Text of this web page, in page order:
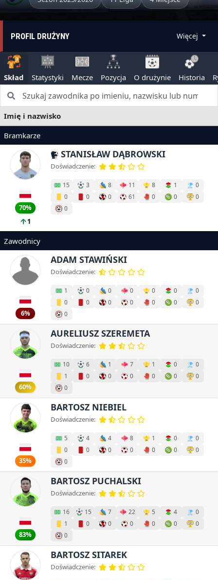
PROFIL DRUŻYNY Więcej
Skład Statystyki Mecze Pozycja O drużynie Historia
Imię i nazwisko
Bramkarze
70%
1
STANISŁAW DĄBROWSKI
Doświadczenie:
15 3 8 11 8 1
0
0
0 0 61 0 0
0
0
Zawodnicy
6%
ADAM STAWIŃSKI
Doświadczenie:
1 0 0 0 0 0
0
0
0 0 0 0 0
0
0
60%
AURELIUSZ SZEREMETA
Doświadczenie:
10 6 1 7 1 0
0
1
0 0 0 0 0
0
0
35%
BARTOSZ NIEBIEL
Doświadczenie:
5 4 4 8 1 0
0
0
0 0 0 0 0
0
0
83%
BARTOSZ PUCHALSKI
Doświadczenie:
16 15 7 22 5 4
0
1
0 0 0 0 0
0
0
BARTOSZ SITAREK
Doświadczenie: